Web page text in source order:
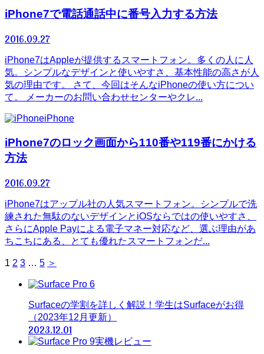
iPhone7で電話通話中に番号入力する方法
2016.09.27
iPhone7はAppleが提供するスマートフォン。多くの人に人
気。シンプルなデザインと使いやすさ、基本性能の高さが人
気の理由です。 さて、今回はそんなiPhoneの使い方につい
て。 メーカーのお問い合わせセンターやクレ...
iPhone
iPhone7のロック画面から110番や119番にかける
方法
2016.09.27
iPhone7はアップル社の人気スマートフォン。シンプルで洗
練された無駄のないデザインとiOSならではの使いやすさ、
さらにApple Payによる電子マネー対応など、選ぶ理由があ
ちこちにある、とても優れたスマートフォンだ...
1 2 3 … 5 ＞
Surfaceの学割を詳しく解説！学生はSurfaceがお得
（2023年12月更新）
2023.12.01